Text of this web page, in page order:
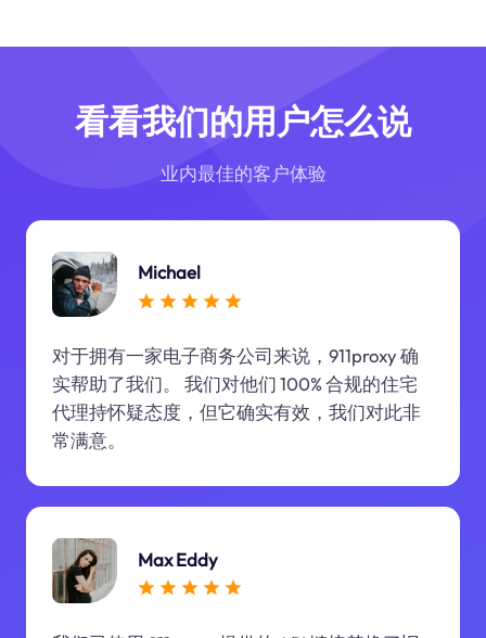
看看我们的用户怎么说
业内最佳的客户体验
Michael
对于拥有一家电子商务公司来说，911proxy 确
实帮助了我们。 我们对他们 100% 合规的住宅
代理持怀疑态度，但它确实有效，我们对此非
常满意。
Max Eddy